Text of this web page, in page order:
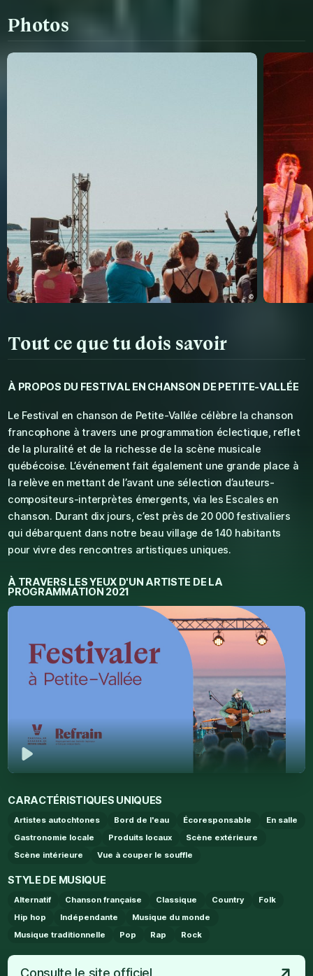
Consulte le site officiel
Photos
Tout ce que tu dois savoir
À PROPOS DU FESTIVAL EN CHANSON DE PETITE-VALLÉE
Le Festival en chanson de Petite-Vallée célèbre la chanson
francophone à travers une programmation éclectique, reflet
de la pluralité et de la richesse de la scène musicale
québécoise. L’événement fait également une grande place à
la relève en mettant de l’avant une sélection d’auteurs-
compositeurs-interprètes émergents, via les Escales en
chanson. Durant dix jours, c’est près de 20 000 festivaliers
qui débarquent dans notre beau village de 140 habitants
pour vivre des rencontres artistiques uniques.
À TRAVERS LES YEUX D'UN ARTISTE DE LA
PROGRAMMATION 2021
CARACTÉRISTIQUES UNIQUES
Artistes autochtones Bord de l'eau Écoresponsable
En salle
Gastronomie locale
Produits locaux
Scène extérieure
Scène intérieure
Vue à couper le souffle
STYLE DE MUSIQUE
Alternatif Chanson française Classique Country
Folk
Hip hop
Indépendante
Musique du monde
Musique traditionnelle
Pop Rap Rock